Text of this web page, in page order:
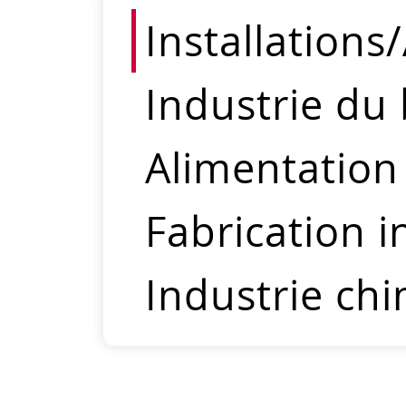
Industrie du
Alimentation
Fabrication
Industrie